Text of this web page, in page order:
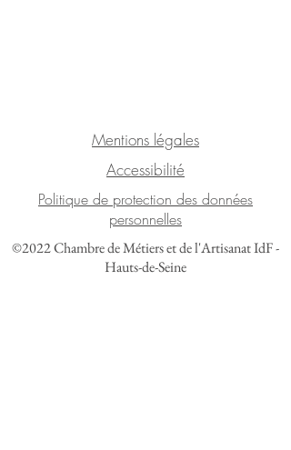
Mentions légales
Accessibilité
Politique de protection des données
personnelles
©2022 Chambre de Métiers et de l'Artisanat IdF -
Hauts-de-Seine